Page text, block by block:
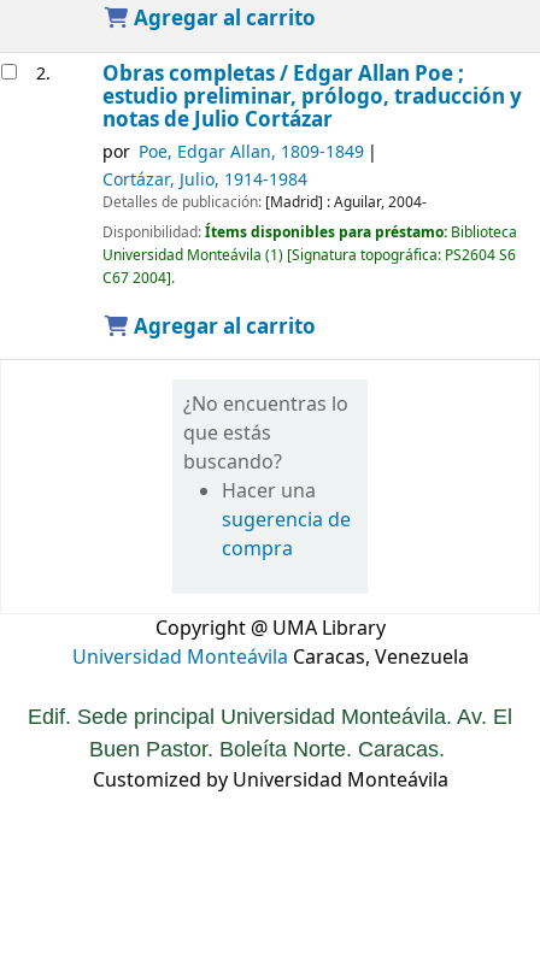
Agregar al carrito
2. Obras completas / Edgar Allan Poe ;
estudio preliminar, prólogo, traducción y
notas de Julio Cortázar
por Poe, Edgar Allan, 1809-1849
Cortázar, Julio, 1914-1984
Detalles de publicación: [Madrid] :Aguilar,2004-
Disponibilidad:Ítems disponibles para préstamo: Biblioteca
Universidad Monteávila (1) Signatura topográfica: PS2604 S6
C67 2004 .
Agregar al carrito
¿No encuentras lo
que estás
buscando?
Hacer una
sugerencia de
compra
Copyright @ UMA Library
Universidad Monteávila Caracas, Venezuela
Edif. Sede principal Universidad Monteávila. Av. El
Buen Pastor. Boleíta Norte. Caracas.
Customized by Universidad Monteávila